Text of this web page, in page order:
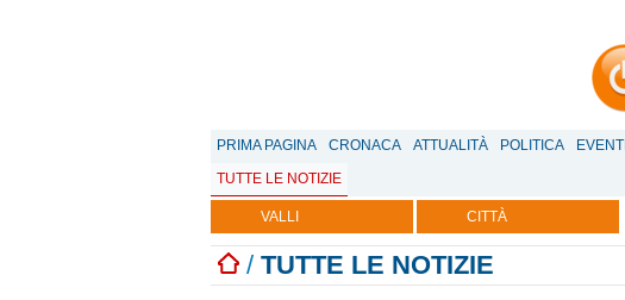
PRIMA PAGINA CRONACA ATTUALITÀ POLITICA EVENTI
TUTTE LE NOTIZIE
VALLI CITTÀ
/ TUTTE LE NOTIZIE